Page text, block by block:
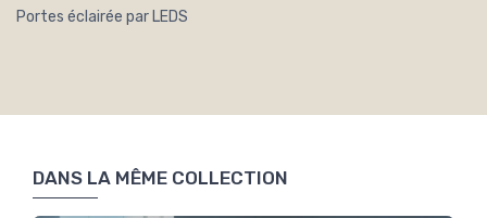
Portes éclairée par LEDS
DANS LA MÊME COLLECTION